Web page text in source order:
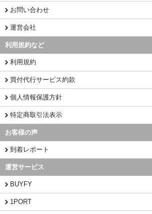
お問い合わせ
運営会社
利用規約など
利用規約
買付代行サービス約款
個人情報保護方針
特定商取引法表示
お客様の声
到着レポート
運営サービス
BUYFY
1PORT